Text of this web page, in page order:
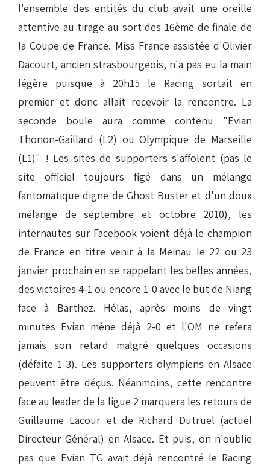
l'ensemble des entités du club avait une oreille
attentive au tirage au sort des 16ème de finale de
la Coupe de France. Miss France assistée d'Olivier
Dacourt, ancien strasbourgeois, n'a pas eu la main
légère puisque à 20h15 le Racing sortait en
premier et donc allait recevoir la rencontre. La
seconde boule aura comme contenu "Evian
Thonon-Gaillard (L2) ou Olympique de Marseille
(L1)" ! Les sites de supporters s'affolent (pas le
site officiel toujours figé dans un mélange
fantomatique digne de Ghost Buster et d'un doux
mélange de septembre et octobre 2010), les
internautes sur Facebook voient déjà le champion
de France en titre venir à la Meinau le 22 ou 23
janvier prochain en se rappelant les belles années,
des victoires 4-1 ou encore 1-0 avec le but de Niang
face à Barthez. Hélas, après moins de vingt
minutes Evian mène déjà 2-0 et l'OM ne refera
jamais son retard malgré quelques occasions
(défaite 1-3). Les supporters olympiens en Alsace
peuvent être déçus. Néanmoins, cette rencontre
face au leader de la ligue 2 marquera les retours de
Guillaume Lacour et de Richard Dutruel (actuel
Directeur Général) en Alsace. Et puis, on n'oublie
pas que Evian TG avait déjà rencontré le Racing